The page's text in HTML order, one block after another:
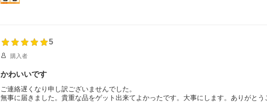
5
購入者
かわいいです
ご連絡遅くなり申し訳ございませんでした。
無事に届きました。貴重な品をゲット出来てよかったです。大事にします。ありがとう